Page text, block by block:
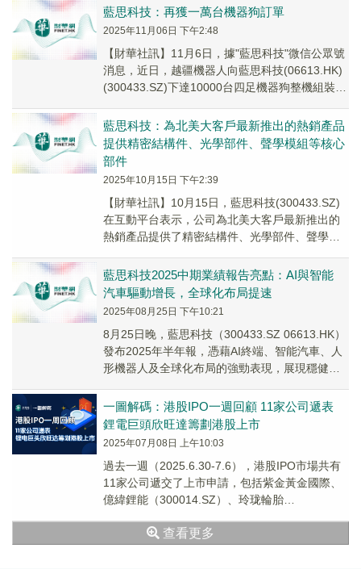
藍思科技：再獲一萬台機器狗訂單
2025年11月06日 下午2:48
【財華社訊】11月6日，據"藍思科技"微信公眾號
消息，近日，越疆機器人向藍思科技(06613.HK)
(300433.SZ)下達10000台四足機器狗整機組裝訂
藍思科技：為北美大客戶最新推出的熱銷產品
提供精密結構件、光學部件、聲學模組等核心
部件
2025年10月15日 下午2:39
【財華社訊】10月15日，藍思科技(300433.SZ)
在互動平台表示，公司為北美大客戶最新推出的
熱銷產品提供了精密結構件、光學部件、聲學模
藍思科技2025中期業績報告亮點：AI與智能
汽車驅動增長，全球化布局提速
2025年08月25日 下午10:21
8月25日晚，藍思科技（300433.SZ 06613.HK）
發布2025年半年報，憑藉AI終端、智能汽車、人
形機器人及全球化布局的強勁表現，展現穩健增
一圖解碼：港股IPO一週回顧 11家公司遞表
鋰電巨頭欣旺達籌劃港股上市
2025年07月08日 上午10:03
過去一週（2025.6.30-7.6），港股IPO市場共有
11家公司遞交了上市申請，包括紫金黃金國際、
億緯鋰能（300014.SZ）、玲珑輪胎
查看更多